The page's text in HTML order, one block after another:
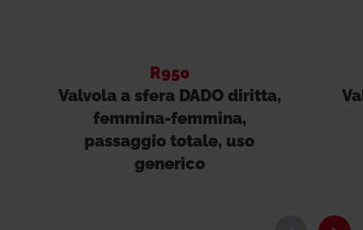
R950
Valvola a sfera DADO diritta,
femmina-femmina,
passaggio totale, uso
generico